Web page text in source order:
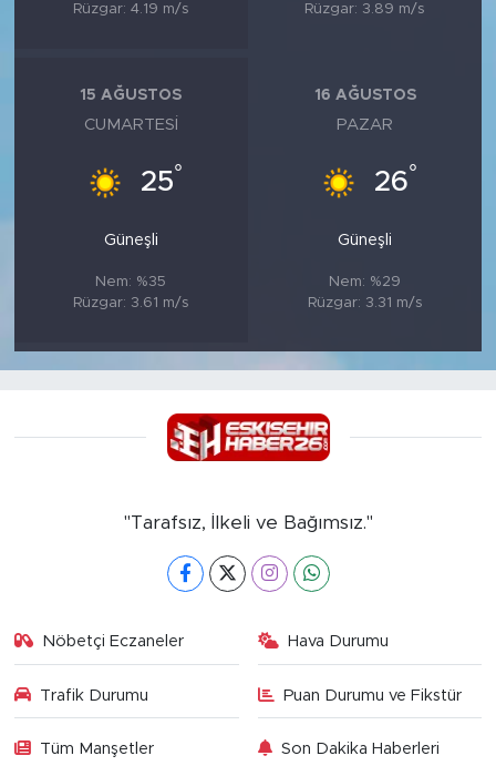
Rüzgar: 4.19 m/s
Rüzgar: 3.89 m/s
15 AĞUSTOS
CUMARTESI
25°
Güneşli
Nem: %35
Rüzgar: 3.61 m/s
16 AĞUSTOS
PAZAR
26°
Güneşli
Nem: %29
Rüzgar: 3.31 m/s
"Tarafsız, İlkeli ve Bağımsız."
Nöbetçi Eczaneler Hava Durumu
Trafik Durumu Puan Durumu ve Fikstür
Tüm Manşetler Son Dakika Haberleri